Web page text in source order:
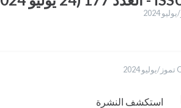
استكشف النشرة